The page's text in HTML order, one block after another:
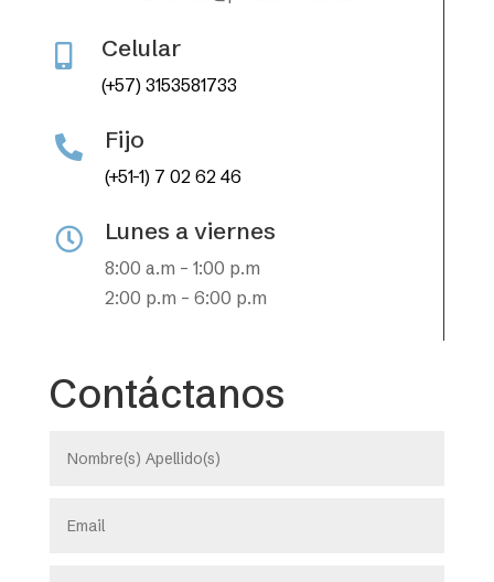
Celular
(+57) 3153581733
 Fijo
(+51-1) 7 02 62 46
 Lunes a viernes
8:00 a.m – 1:00 p.m
2:00 p.m – 6:00 p.m
Contáctanos